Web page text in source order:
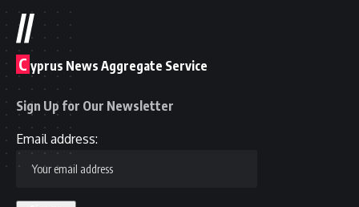
//
C yprus News Aggregate Service
Sign Up for Our Newsletter
Email address: